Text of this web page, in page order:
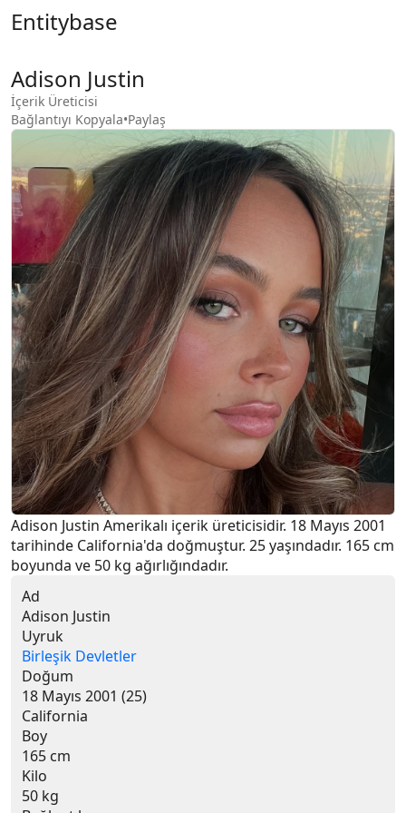
Entitybase
Adison Justin
İçerik Üreticisi
Bağlantıyı Kopyala•Paylaş
Adison Justin Amerikalı içerik üreticisidir. 18 Mayıs 2001
tarihinde California'da doğmuştur. 25 yaşındadır. 165 cm
boyunda ve 50 kg ağırlığındadır.
Ad
Adison Justin
Uyruk
Birleşik Devletler
Doğum
18 Mayıs 2001 (25)
California
Boy
165 cm
Kilo
50 kg